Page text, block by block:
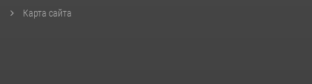
Карта сайта